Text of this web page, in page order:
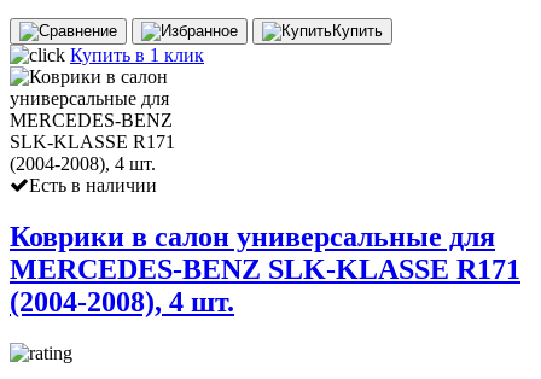
Купить
Купить в 1 клик
Есть в наличии
Коврики в салон универсальные для
MERCEDES-BENZ SLK-KLASSE R171
(2004-2008), 4 шт.